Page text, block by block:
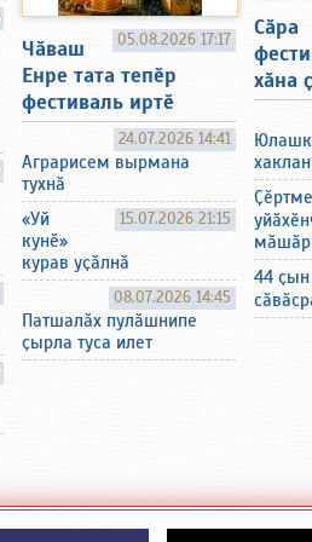
05.08.2026 17:17
Чӑваш
Енре тата тепӗр
фестиваль иртӗ
24.07.2026 14:41
Аграрисем вырмана
тухнӑ
15.07.2026 21:15
«Уй
кунӗ»
курав уҫӑлнӑ
08.07.2026 14:45
Патшалӑх пулӑшнипе
ҫырла туса илет
Сӑра
хӑна
Ҫӗртме
44 ҫын